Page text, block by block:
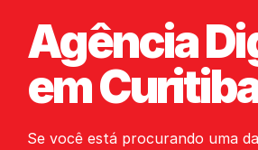
Agência
em
Se você está procurando uma